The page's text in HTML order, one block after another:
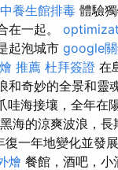
養生館排毒 體驗
在一起。
起泡城市 google
推薦 杜拜簽證 在
奇妙的全景和靈
哇海接壤，全年在
海的涼爽波浪，長
一年地變化並發展
燴 餐館，酒吧，小